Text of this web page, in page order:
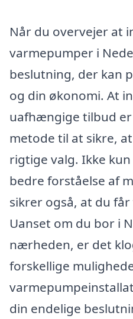
Når du overvejer at
varmepumper i
beslutning, der kan
og din økonomi. At
uafhængige tilbud
metode til at sikre,
rigtige valg. Ikke
bedre forståelse af
sikrer også, at du
Uanset om du bor i
nærheden, er det
forskellige
din endelige